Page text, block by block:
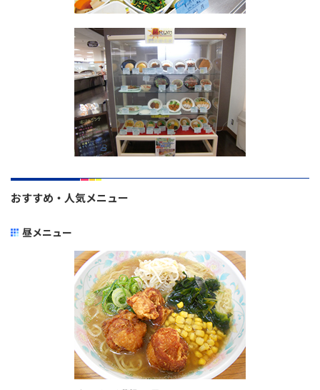
おすすめ・人気メニュー
昼メニュー